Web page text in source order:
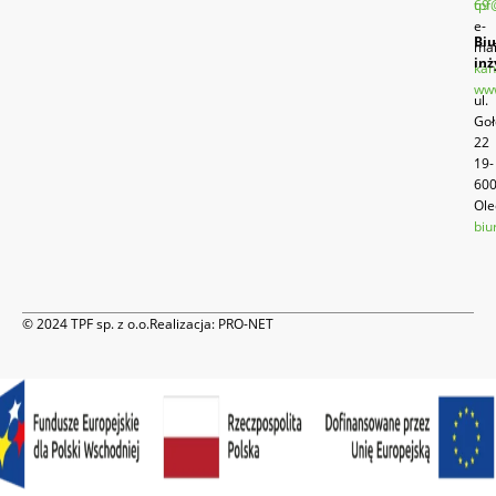
69
e-
ul.
22
19-
600
© 2024 TPF sp. z o.o.Realizacja: PRO-NET